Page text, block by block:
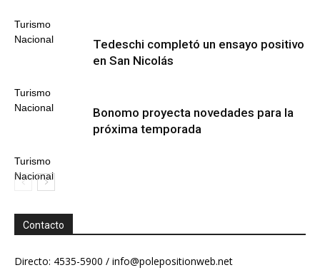
Turismo
Nacional
Turismo
Nacional
Tedeschi completó un ensayo positivo
en San Nicolás
Turismo
Nacional
Bonomo proyecta novedades para la
próxima temporada
Contacto
Directo: 4535-5900 / info@polepositionweb.net